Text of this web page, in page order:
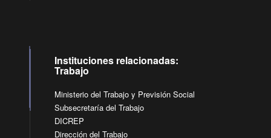
Instituciones relacionadas:
Trabajo
Ministerio del Trabajo y Previsión Social
Subsecretaría del Trabajo
DICREP
Dirección del Trabajo